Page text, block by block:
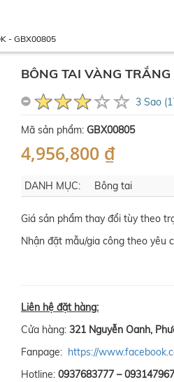
- GBX00805
BÔNG TAI VÀNG
3 Sao
Mã sản phẩm: GBX00805
4,956,800 ₫
DANH MỤC: Bông tai
Giá sản phẩm thay đổi tùy theo
Nhận đặt mẫu/gia công theo yêu
Liên hệ đặt hàng:
Cửa hàng: 321 Nguyễn Oanh,
Fanpage: https://
Hotline: 0937683777 –